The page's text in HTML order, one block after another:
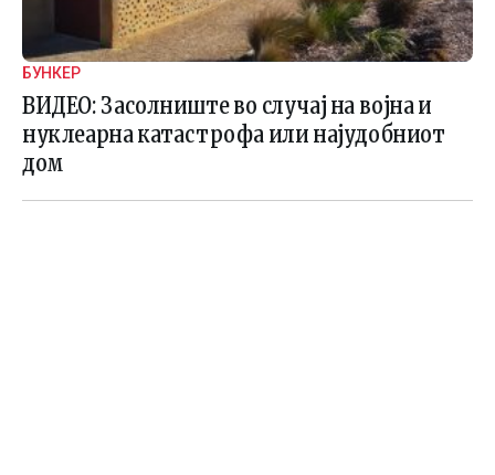
БУНКЕР
ВИДЕО: Засолниште во случај на војна и
нуклеарна катастрофа или најудобниот
дом